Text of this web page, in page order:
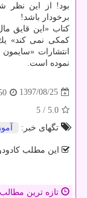
بود! از این نظر
برخودار باشد!
كتاب «این قایق
كمكی نمی كند»
انتشارات
نموده است.
1397/08/25
5.0
/ 5
تگهای خبر:
این مطلب
تازه ترین